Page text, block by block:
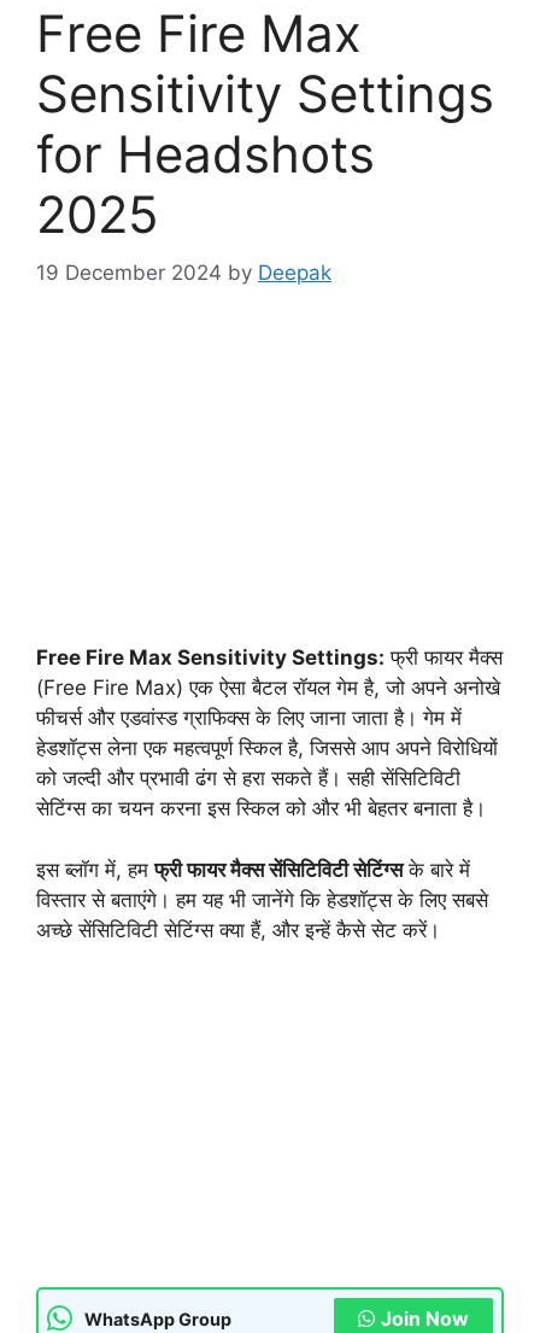
Free Fire Max
Sensitivity Settings
for Headshots
2025
19 December 2024 by Deepak
Free Fire Max Sensitivity Settings: फ्री फायर मैक्स
(Free Fire Max) एक ऐसा बैटल रॉयल गेम है, जो अपने अनोखे
फीचर्स और एडवांस्ड ग्राफिक्स के लिए जाना जाता है। गेम में
हेडशॉट्स लेना एक महत्वपूर्ण स्किल है, जिससे आप अपने विरोधियों
को जल्दी और प्रभावी ढंग से हरा सकते हैं। सही सेंसिटिविटी
सेटिंग्स का चयन करना इस स्किल को और भी बेहतर बनाता है।
इस ब्लॉग में, हमफ्री फायर मैक्स सेंसिटिविटी सेटिंग्सके बारे में
विस्तार से बताएंगे। हम यह भी जानेंगे कि हेडशॉट्स के लिए सबसे
अच्छे सेंसिटिविटी सेटिंग्स क्या हैं, और इन्हें कैसे सेट करें।
WhatsApp Group Join Now